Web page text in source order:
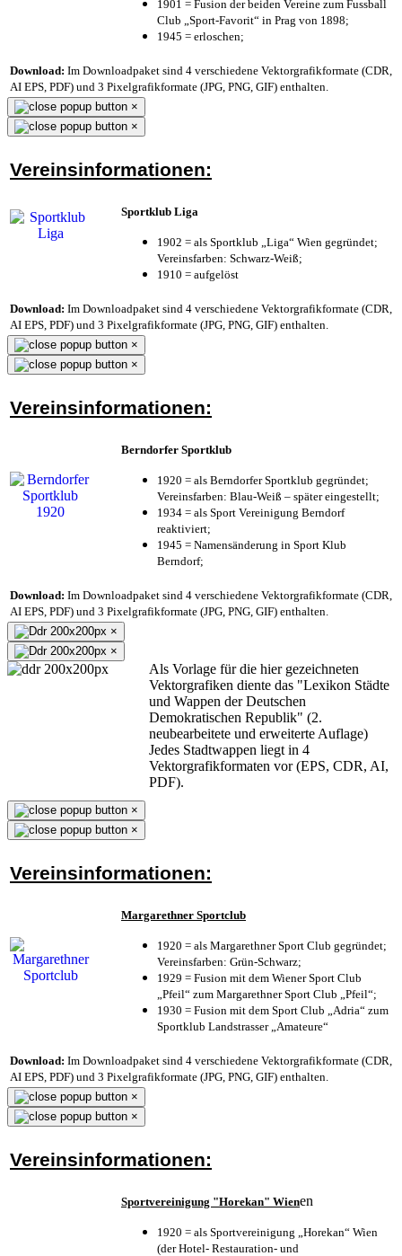
1901 = Fusion der beiden Vereine zum Fussball
Club „Sport-Favorit“ in Prag von 1898;
1945 = erloschen;
Download: Im Downloadpaket sind 4 verschiedene Vektorgrafikformate (CDR,
AI EPS, PDF) und 3 Pixelgrafikformate (JPG, PNG, GIF) enthalten.
×
×
Vereinsinformationen:
Sportklub Liga
1902 = als Sportklub „Liga“ Wien gegründet;
Vereinsfarben: Schwarz-Weiß;
1910 = aufgelöst
Download: Im Downloadpaket sind 4 verschiedene Vektorgrafikformate (CDR,
AI EPS, PDF) und 3 Pixelgrafikformate (JPG, PNG, GIF) enthalten.
×
×
Vereinsinformationen:
Berndorfer Sportklub
1920 = als Berndorfer Sportklub gegründet;
Vereinsfarben: Blau-Weiß – später eingestellt;
1934 = als Sport Vereinigung Berndorf
reaktiviert;
1945 = Namensänderung in Sport Klub
Berndorf;
Download: Im Downloadpaket sind 4 verschiedene Vektorgrafikformate (CDR,
AI EPS, PDF) und 3 Pixelgrafikformate (JPG, PNG, GIF) enthalten.
×
×
Als Vorlage für die hier gezeichneten
Vektorgrafiken diente das "Lexikon Städte
und Wappen der Deutschen
Demokratischen Republik" (2.
neubearbeitete und erweiterte Auflage)
Jedes Stadtwappen liegt in 4
Vektorgrafikformaten vor (EPS, CDR, AI,
PDF).
×
×
Vereinsinformationen:
Margarethner Sportclub
1920 = als Margarethner Sport Club gegründet;
Vereinsfarben: Grün-Schwarz;
1929 = Fusion mit dem Wiener Sport Club
„Pfeil“ zum Margarethner Sport Club „Pfeil“;
1930 = Fusion mit dem Sport Club „Adria“ zum
Sportklub Landstrasser „Amateure“
Download: Im Downloadpaket sind 4 verschiedene Vektorgrafikformate (CDR,
AI EPS, PDF) und 3 Pixelgrafikformate (JPG, PNG, GIF) enthalten.
×
×
Vereinsinformationen:
Sportvereinigung "Horekan" Wienen
1920 = als Sportvereinigung „Horekan“ Wien
(der Hotel- Restauration- und